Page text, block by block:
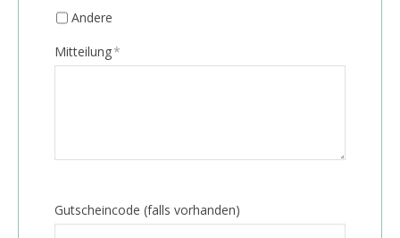
Andere
Mitteilung*
Gutscheincode (falls vorhanden)